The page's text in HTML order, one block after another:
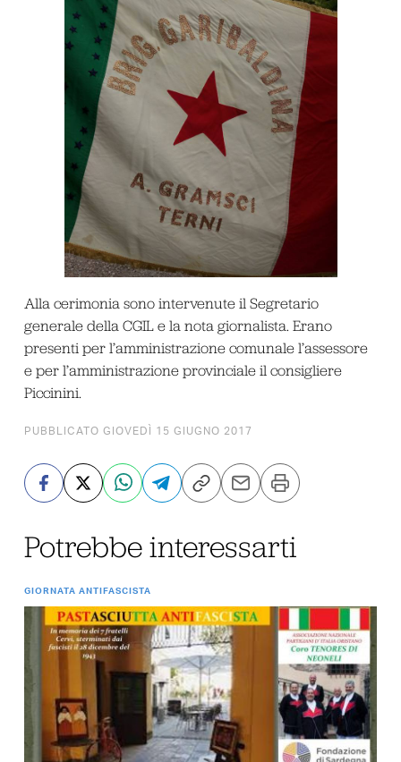
Alla cerimonia sono intervenute il Segretario
generale della CGIL e la nota giornalista. Erano
presenti per l’amministrazione comunale l’assessore
e per l’amministrazione provinciale il consigliere
Piccinini.
PUBBLICATO GIOVEDÌ 15 GIUGNO 2017
Potrebbe interessarti
GIORNATA ANTIFASCISTA